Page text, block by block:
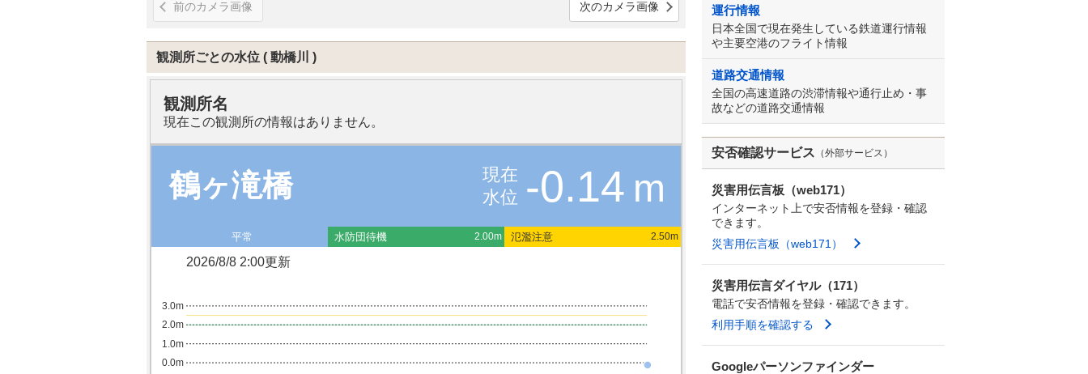
前のカメラ画像 次のカメラ画像
観測所ごとの水位 動橋川
観測所名
現在この観測所の情報はありません。
鶴ヶ滝橋
現在
水位 -0.14 m
平常 水防団待機 2.00m 氾濫注意 2.50m
2026/8/8 2:00更新
0.0m
1.0m
2.0m
3.0m
運行情報
日本全国で現在発生している鉄道運行情報
や主要空港のフライト情報
道路交通情報
全国の高速道路の渋滞情報や通行止め・事
故などの道路交通情報
安否確認サービス （外部サービス）
災害用伝言板（web171）
インターネット上で安否情報を登録・確認
できます。
災害用伝言板（web171）
災害用伝言ダイヤル（171）
電話で安否情報を登録・確認できます。
利用手順を確認する
Googleパーソンファインダー